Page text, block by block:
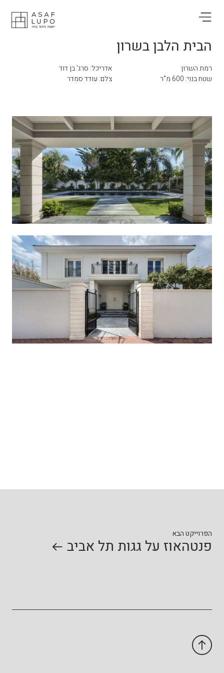
הבית הלבן בשרון
רמת השרון
שטח בנוי: 600 מ"ר
אדריכל: סרג' בן דוד
צלם: עודד סמדר
הפרוייקט הבא
פנטהאוז על גגות תל אביב